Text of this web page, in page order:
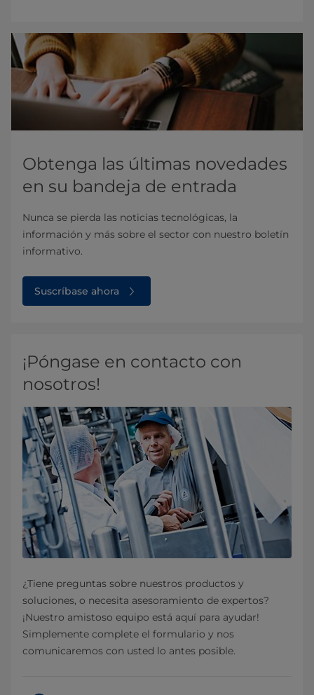
Obtenga las últimas novedades
en su bandeja de entrada
Nunca se pierda las noticias tecnológicas, la
información y más sobre el sector con nuestro boletín
informativo.
Suscríbase ahora
¡Póngase en contacto con
nosotros!
¿Tiene preguntas sobre nuestros productos y
soluciones, o necesita asesoramiento de expertos?
¡Nuestro amistoso equipo está aquí para ayudar!
Simplemente complete el formulario y nos
comunicaremos con usted lo antes posible.